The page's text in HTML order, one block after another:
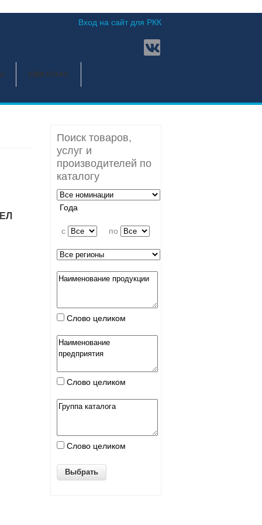
Вход на сайт для РКК
СМИ О НАС
Поиск товаров,
услуг и
производителей по
каталогу
Года
c по
Слово целиком
Слово целиком
Слово целиком